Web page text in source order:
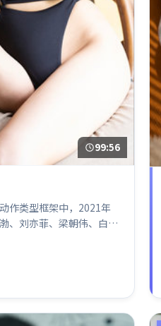
99:56
作类型框架中，2021年
、刘亦菲、梁朝伟、白
整体气质偏法国都市与冷